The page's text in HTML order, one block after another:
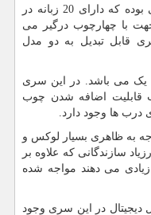
مولتی برند کاله ترکیه با 60 ماه گارانتی بوده که دارای 20 زبانه در
با چهارچوب درگیر می
قابل تبدیل به دو مدل
یک می باشد. در این سری
قابلیت اضافه شدن چوب
درب ها وجود دارد.
به ظاهری بسیار لوکس و
سازندگانی که علاوه بر
می دهند مواجه شده
دیجیتال در این سری وجود